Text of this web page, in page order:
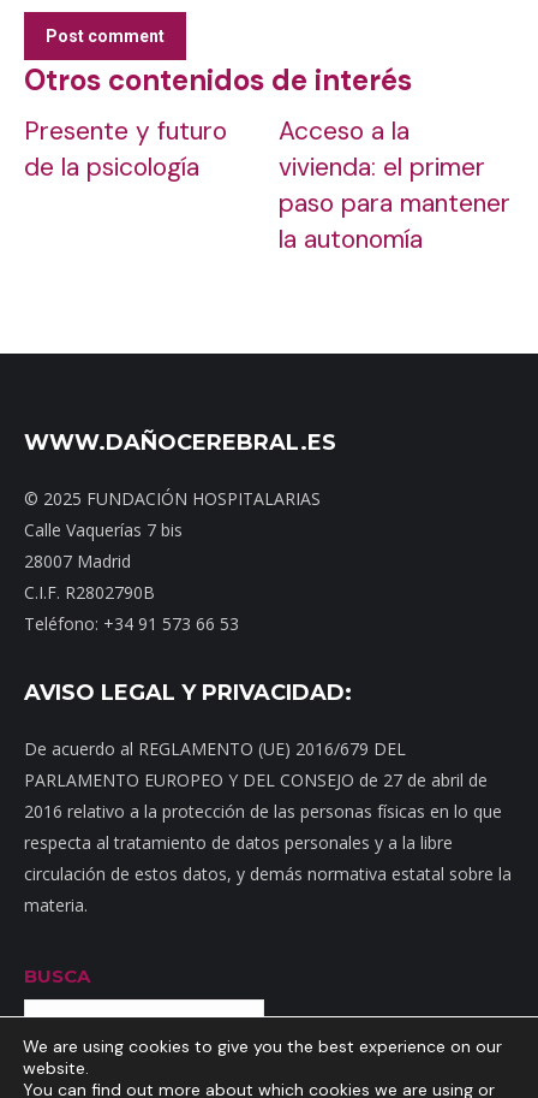
Post comment
Otros contenidos de interés
Presente y futuro
de la psicología
Acceso a la
vivienda: el primer
paso para mantener
la autonomía
WWW.DAÑOCEREBRAL.ES
© 2025 FUNDACIÓN HOSPITALARIAS
Calle Vaquerías 7 bis
28007 Madrid
C.I.F. R2802790B
Teléfono: +34 91 573 66 53
AVISO LEGAL Y PRIVACIDAD:
De acuerdo al REGLAMENTO (UE) 2016/679 DEL
PARLAMENTO EUROPEO Y DEL CONSEJO de 27 de abril de
2016 relativo a la protección de las personas físicas en lo que
respecta al tratamiento de datos personales y a la libre
circulación de estos datos, y demás normativa estatal sobre la
materia.
BUSCA
Buscar
We are using cookies to give you the best experience on our
website.
You can find out more about which cookies we are using or